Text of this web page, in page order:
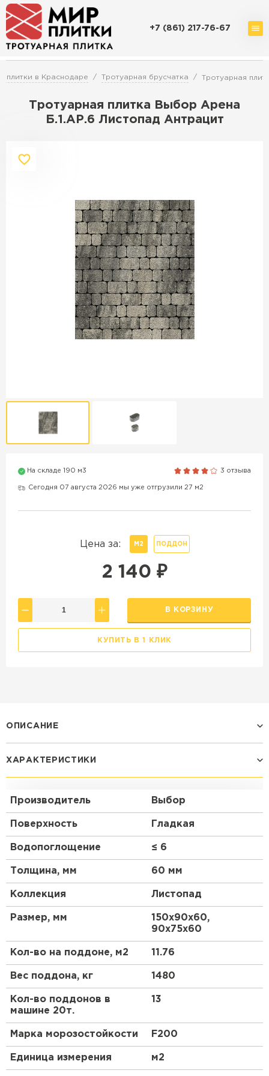
+7 (861) 217-76-67
плитки в Краснодаре Тротуарная брусчатка Тротуарная
Тротуарная плитка Выбор Арена
Б.1.АР.6 Листопад Антрацит
На складе 190 м3 3 отзыва
Сегодня 07 августа 2026 мы уже отгрузили 27 м2
Цена за: М2 ПОДДОН
2 140 ₽
В КОРЗИНУ
КУПИТЬ В 1 КЛИК
ОПИСАНИЕ
ХАРАКТЕРИСТИКИ
Производитель Выбор
Поверхность Гладкая
Водопоглощение ≤ 6
Толщина, мм 60 мм
Коллекция Листопад
Размер, мм
150х90х60,
90х75х60
Кол-во на поддоне, м2 11.76
Вес поддона, кг 1480
Кол-во поддонов в
машине 20т.
13
Марка морозостойкости F200
Единица измерения м2
ПЕРЕЙТИ
Продажа бордюров в
Краснодаре
ПЕРЕЙТИ
ПОКАЗАТЬ БОЛЬШЕ
ВСЕ ПРОИЗВОДИТЕЛИ